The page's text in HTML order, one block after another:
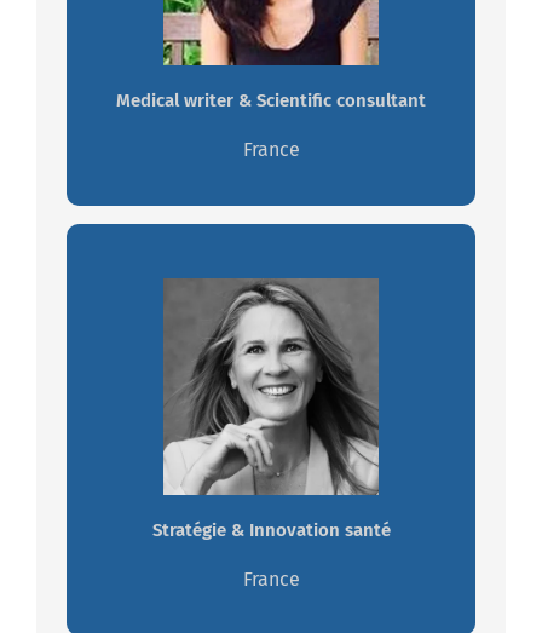
Medical writer & Scientific consultant
France
lifecycle")
Travaillez avec Amel
Stratégie & Innovation santé
France
Christel ERALES
Leadership, fédératrice, dynamique,
créative, intuitive, communicante,
engageante, précision.
Travaillez avec Christel